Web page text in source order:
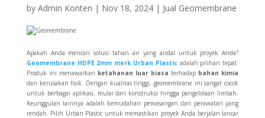
by Admin Konten | Nov 18, 2024| Jual Geomembrane
Apakah Anda mencari solusi tahan air yang andal untuk proyek Anda?
Geomembrane HDPE 2mm merk Urban Plastic adalah pilihan tepat.
Produk ini menawarkan ketahanan luar biasa terhadap bahan kimia
dan kerusakan fisik. Dengan kualitas tinggi, geomembrane ini sangat cocok
untuk berbagai aplikasi, mulai dari konstruksi hingga pengelolaan limbah.
Keunggulan lainnya adalah kemudahan pemasangan dan perawatan yang
rendah. Pilih Urban Plastic untuk memastikan proyek Anda berjalan lancar